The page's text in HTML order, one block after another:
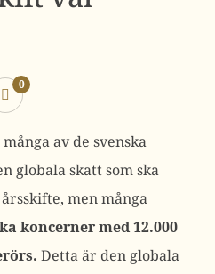
0
av de svenska
globala skatt som ska
men många
koncerner med 12.000
Detta är den globala